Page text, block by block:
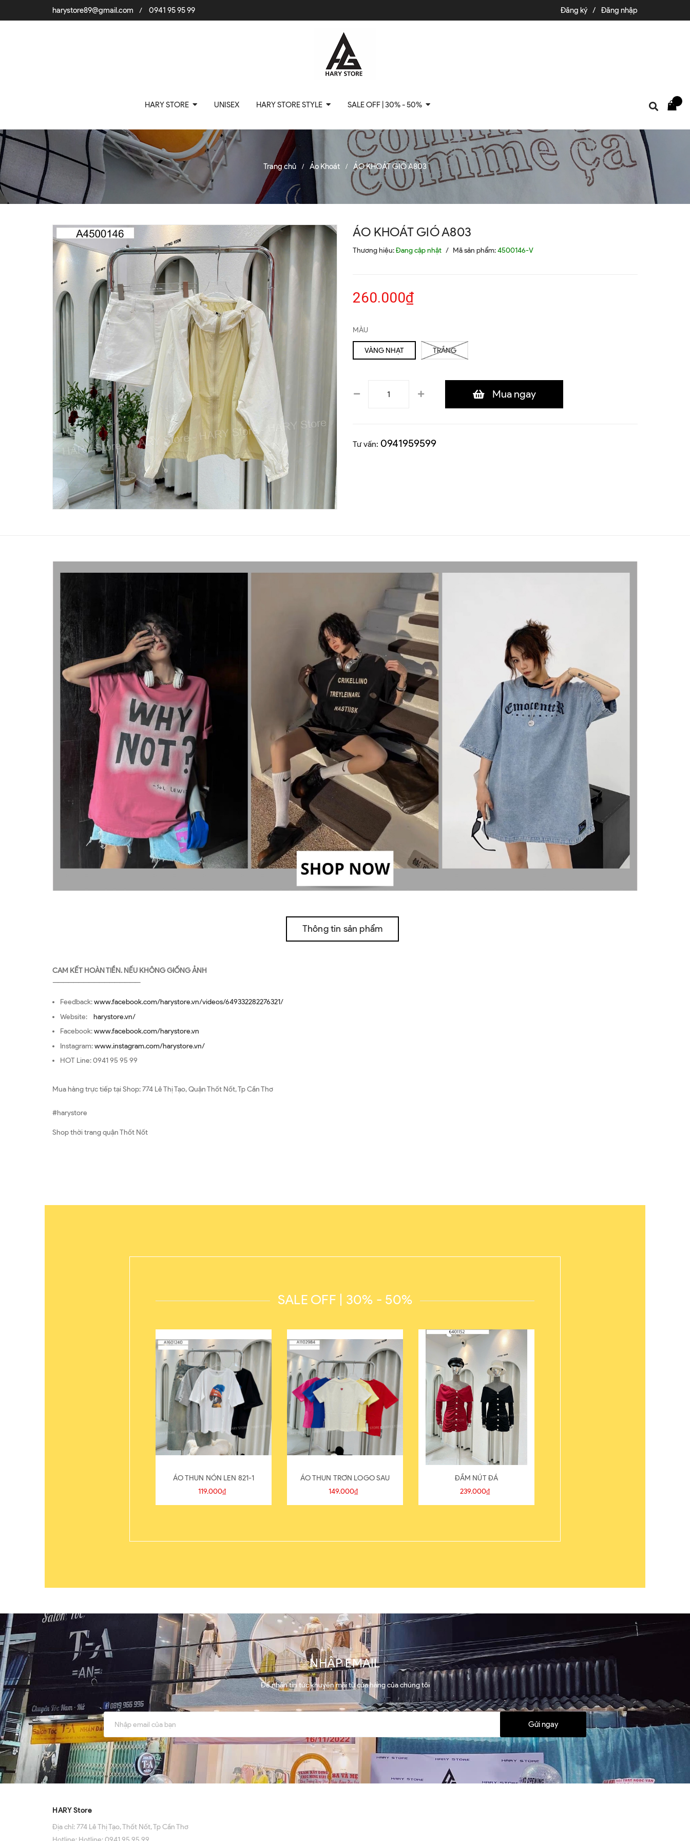
harystore89@gmail.com / 0941 95 95 99 Đăng ký / Đăng nhập
HARY STORE UNISEX HARY STORE STYLE SALE OFF | 30% - 50%
Trang chủ / Áo Khoát / ÁO KHOÁT GIÓ A803
ÁO KHOÁT GIÓ A803
Thương hiệu:Đang cập nhật / Mã sản phẩm:4500146-V
260.000₫
MÀU
VÀNG NHẠT TRẮNG
Mua ngay
Tư vấn: 0941959599
Thông tin sản phẩm
CAM KẾT HOÀN TIỀN. NẾU KHÔNG GIỐNG ẢNH
—————————————————
Feedback:www.facebook.com/harystore.vn/videos/649332282276321/
Website: harystore.vn/
Facebook:www.facebook.com/harystore.vn
Instagram:www.instagram.com/harystore.vn/
HOT Line: 0941 95 95 99
Mua hàng trực tiếp tại Shop: 774 Lê Thị Tạo, Quận Thốt Nốt, Tp Cần Thơ
#harystore
Shop thời trang quận Thốt Nốt
SALE OFF | 30% - 50%
ÁO THUN NÓN LEN 821-1
119.000₫
ÁO THUN TRƠN LOGO SAU
149.000₫
ĐẦM NÚT ĐÁ
239.000₫
NHẬP EMAIL
Để nhận tin tức khuyến mãi từ cửa hàng của chúng tôi
Gửi ngay
HARY Store
Địa chỉ:774 Lê Thị Tạo, Thốt Nốt, Tp Cần Thơ